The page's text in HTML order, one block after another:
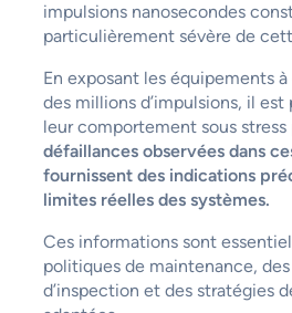
impulsions nanosecondes
particulièrement sévère de
En exposant les équipements
des millions d’impulsions, il est
leur comportement sous stress
défaillances observées dans
fournissent des indications
limites réelles des systèmes.
Ces informations sont
politiques de maintenance,
d’inspection et des stratégies